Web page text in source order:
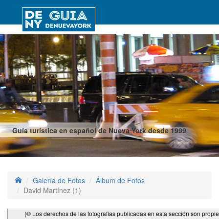
Guía turística en español de Nueva York desde 1999
Galería de Fotos
Álbum de Fotos
David Martínez (1)
(© Los derechos de las fotografías publicadas en esta sección son